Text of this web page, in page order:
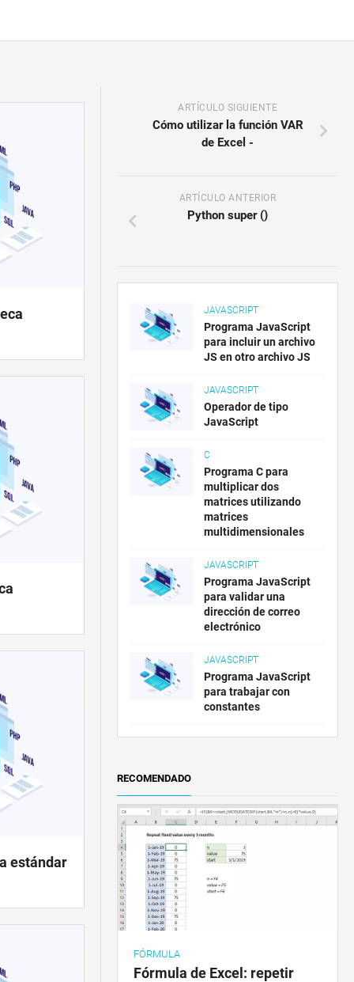
estándar
ARTÍCULO SIGUIENTE
Cómo utilizar la función VAR
de Excel -
ARTÍCULO ANTERIOR
Python super ()
JAVASCRIPT
Programa JavaScript
para incluir un archivo
JS en otro archivo JS
JAVASCRIPT
Operador de tipo
JavaScript
C
Programa C para
multiplicar dos
matrices utilizando
matrices
multidimensionales
JAVASCRIPT
Programa JavaScript
para validar una
dirección de correo
electrónico
JAVASCRIPT
Programa JavaScript
para trabajar con
constantes
RECOMENDADO
FÓRMULA
Fórmula de Excel: repetir